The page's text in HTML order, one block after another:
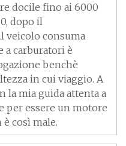
docile fino ai 6000
dopo il
consuma
a carburatori è
benchè
in cui viaggio. A
la mia guida attenta a
per essere un motore
così male.